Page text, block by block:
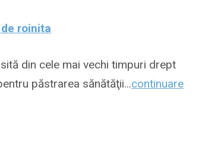
roinita
din cele mai vechi timpuri drept
păstrarea sănătăţii...continuare